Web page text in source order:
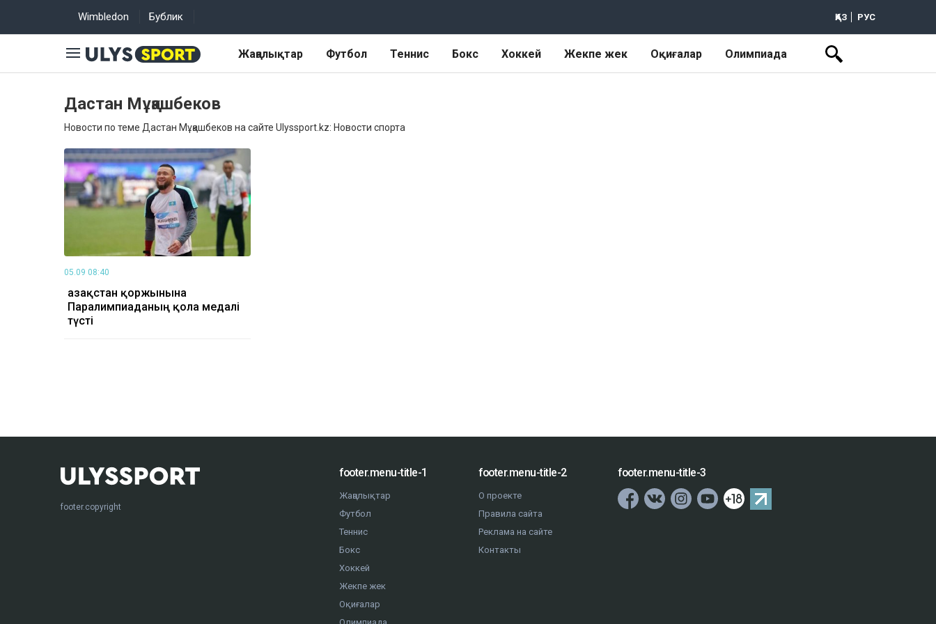
Wimbledon Бублик ҚАЗ РУС
Жаңалықтар Футбол Теннис Бокс Хоккей Жекпе жек Оқиғалар Олимпиада
Дастан Мұқашбеков
Новости по теме Дастан Мұқашбеков на сайте Ulyssport.kz: Новости спорта
05.09 08:40
Қазақстан қоржынына
Паралимпиаданың қола медалі
түсті
footer.copyright
footer.menu-title-1
Жаңалықтар
Футбол
Теннис
Бокс
Хоккей
Жекпе жек
Оқиғалар
footer.menu-title-2
О проекте
Правила сайта
Реклама на сайте
Контакты
footer.menu-title-3